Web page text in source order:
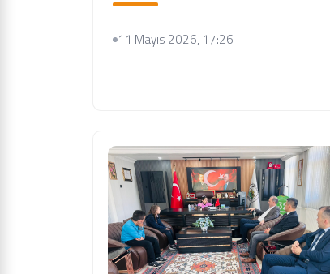
11 Mayıs 2026, 17:26